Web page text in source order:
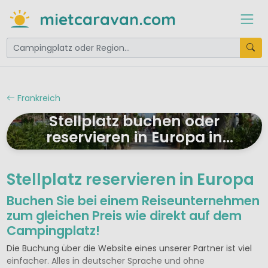
mietcaravan.com
Frankreich
Stellplatz buchen oder
reservieren in Europa in
Frankreich
Stellplatz reservieren in Europa
Buchen Sie bei einem Reiseunternehmen
zum gleichen Preis wie direkt auf dem
Campingplatz!
Die Buchung über die Website eines unserer Partner ist viel
einfacher. Alles in deutscher Sprache und ohne